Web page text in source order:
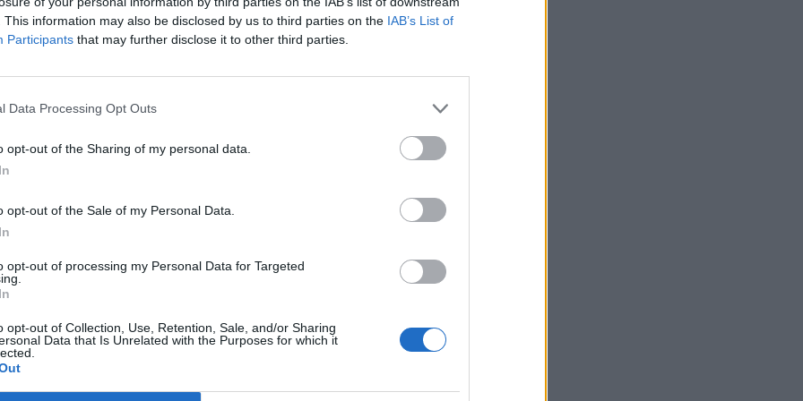
This information may also be disclosed by us to third parties on the IAB’s List of
Participants that may further disclose it to other third parties.
Data Processing Opt Outs
opt-out of the Sharing of my personal data.
opt-out of the Sale of my Personal Data.
opt-out of processing my Personal Data for Targeted
opt-out of Collection, Use, Retention, Sale, and/or Sharing
Data that Is Unrelated with the Purposes for which it
Alapkezelô Rt.-nél, - mely a Pillér alapok törvényes képviselôje - az alapító
az alábbiak szerint változtatta:Az igazgatóság tagjai:Dr. Endrédy IstvánDr.
ZoltánMyloné Dr. Isépy EszterVirág...
cikkarchívum
elmúlt 2 év napon belüli
Előfizetés